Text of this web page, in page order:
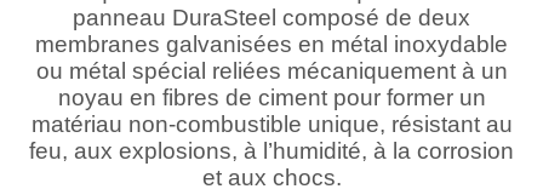
panneau DuraSteel composé de deux
membranes galvanisées en métal inoxydable
ou métal spécial reliées mécaniquement à un
noyau en fibres de ciment pour former un
matériau non-combustible unique, résistant au
feu, aux explosions, à l’humidité, à la corrosion
et aux chocs.